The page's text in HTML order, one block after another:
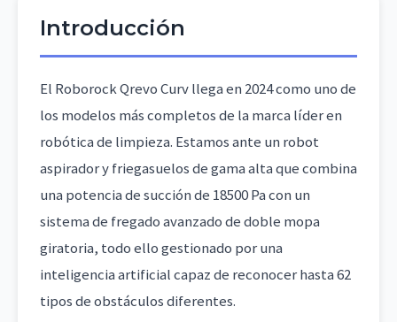
Introducción
El Roborock Qrevo Curv llega en 2024 como uno de
los modelos más completos de la marca líder en
robótica de limpieza. Estamos ante un robot
aspirador y friegasuelos de gama alta que combina
una potencia de succión de 18500 Pa con un
sistema de fregado avanzado de doble mopa
giratoria, todo ello gestionado por una
inteligencia artificial capaz de reconocer hasta 62
tipos de obstáculos diferentes.